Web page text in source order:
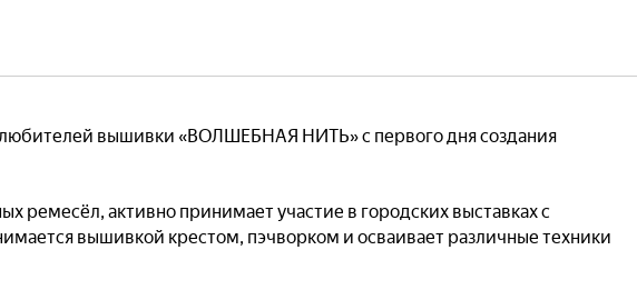
любителей вышивки «ВОЛШЕБНАЯ НИТЬ» с первого дня создания
ремесёл, активно принимает участие в городских выставках с
вышивкой крестом, пэчворком и осваивает различные техники